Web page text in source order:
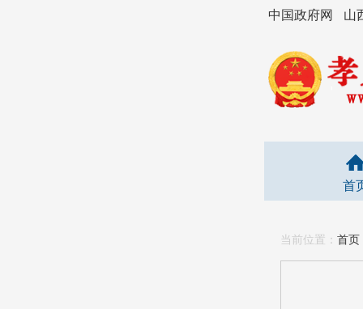
中国政府网 山
首
当前位置： 首页